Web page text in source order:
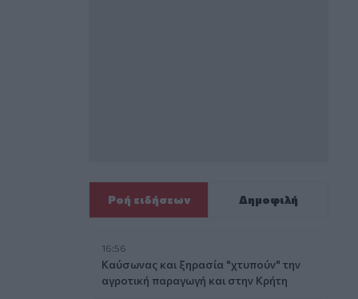
Ροή ειδήσεων Δημοφιλή
16:56
Καύσωνας και ξηρασία "χτυπούν" την
αγροτική παραγωγή και στην Κρήτη